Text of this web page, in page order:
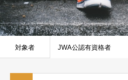
対象者 JWA公認有資格者